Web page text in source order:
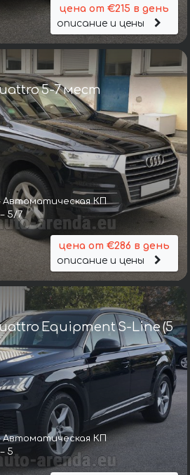
цена от €215 в день
описание и цены
5-7 мест
Автоматическая КП
5/7
цена от €286 в день
описание и цены
Equipment S-Line (5
Автоматическая КП
5